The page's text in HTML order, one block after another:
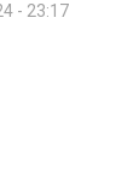
- 23:17